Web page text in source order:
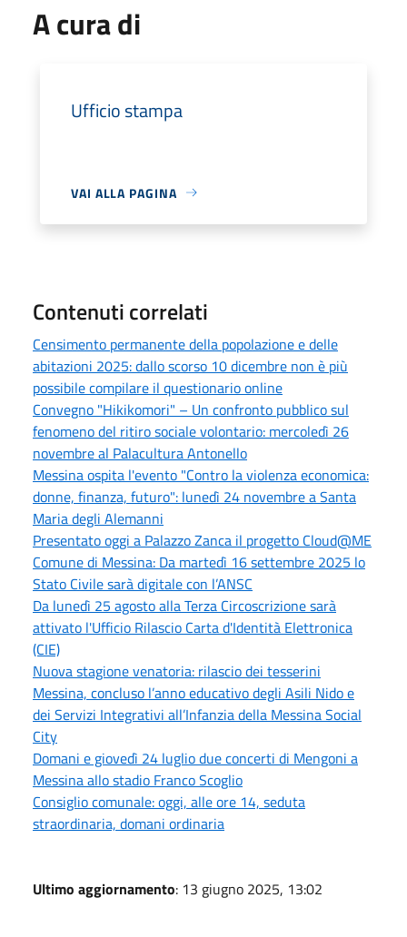
A cura di
Ufficio stampa
VAI ALLA PAGINA
Contenuti correlati
Censimento permanente della popolazione e delle
abitazioni 2025: dallo scorso 10 dicembre non è più
possibile compilare il questionario online
Convegno "Hikikomori" – Un confronto pubblico sul
fenomeno del ritiro sociale volontario: mercoledì 26
novembre al Palacultura Antonello
Messina ospita l'evento "Contro la violenza economica:
donne, finanza, futuro": lunedì 24 novembre a Santa
Maria degli Alemanni
Presentato oggi a Palazzo Zanca il progetto Cloud@ME
Comune di Messina: Da martedì 16 settembre 2025 lo
Stato Civile sarà digitale con l’ANSC
Da lunedì 25 agosto alla Terza Circoscrizione sarà
attivato l'Ufficio Rilascio Carta d'Identità Elettronica
(CIE)
Nuova stagione venatoria: rilascio dei tesserini
Messina, concluso l’anno educativo degli Asili Nido e
dei Servizi Integrativi all’Infanzia della Messina Social
City
Domani e giovedì 24 luglio due concerti di Mengoni a
Messina allo stadio Franco Scoglio
Consiglio comunale: oggi, alle ore 14, seduta
straordinaria, domani ordinaria
Ultimo aggiornamento: 13 giugno 2025, 13:02